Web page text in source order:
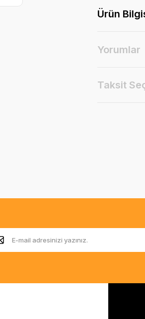
Ürün
Yorumlar
Taksit